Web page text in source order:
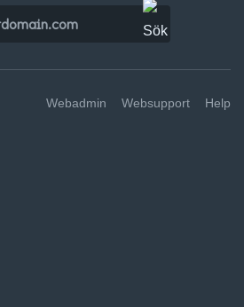
Webadmin Websupport Help